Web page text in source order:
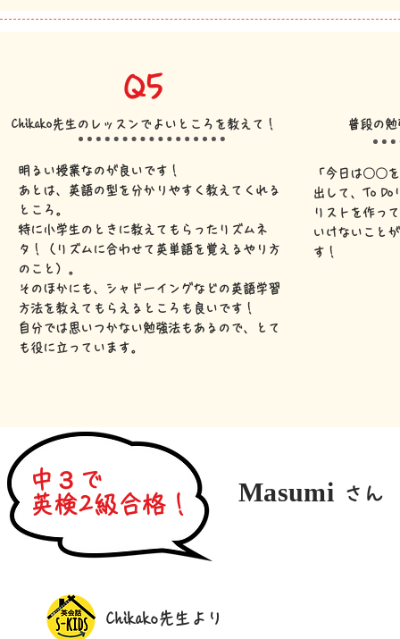
Q5
Chikako先生のレッスンでよいところを教えて！
明るい授業なのが良いです！
あとは、英語の型を分かりやすく教えてくれる
ところ。
特に小学生のときに教えてもらったリズムネ
タ！（リズムに合わせて英単語を覚えるやり方
のこと ）。
そのほかにも、シャドーイングなどの英語学習
方法を教えてもらえるところも良いです！
自分では思いつかない勉強法もあるので、とて
も役に立っています。
普段の
「今日は〇〇
出して、To Do
リストを作っ
いけないこと
す！
Masumi さん
中３で
英検2級合格！
Chikako先生より